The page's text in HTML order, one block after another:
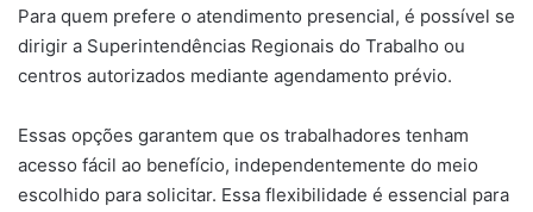
Para quem prefere o atendimento presencial, é possível se
dirigir a Superintendências Regionais do Trabalho ou
centros autorizados mediante agendamento prévio.
Essas opções garantem que os trabalhadores tenham
acesso fácil ao benefício, independentemente do meio
escolhido para solicitar. Essa flexibilidade é essencial para